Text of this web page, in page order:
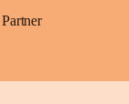
Partner